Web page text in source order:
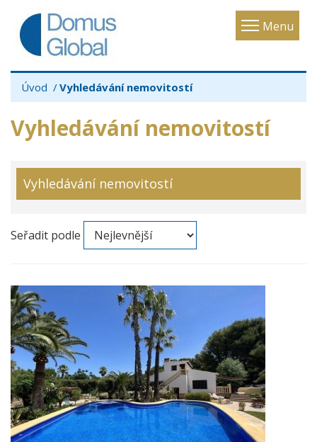
Menu
Toggle
Úvod Vyhledávání nemovitostí
Vyhledávání nemovitostí
Vyhledávání nemovitostí
Seřadit podle